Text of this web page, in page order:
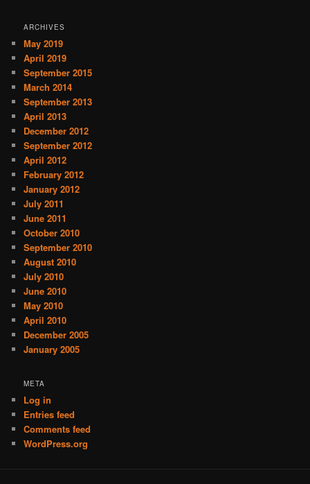
ARCHIVES
May 2019
April 2019
September 2015
March 2014
September 2013
April 2013
December 2012
September 2012
April 2012
February 2012
January 2012
July 2011
June 2011
October 2010
September 2010
August 2010
July 2010
June 2010
May 2010
April 2010
December 2005
January 2005
META
Log in
Entries feed
Comments feed
WordPress.org